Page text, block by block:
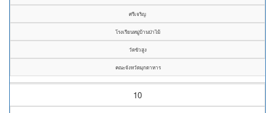
ศรีเจริญ
โรงเรียนหมู่บ้านป่าไม้
วัดขัวสูง
คณะจังหวัดมุกดาหาร
10